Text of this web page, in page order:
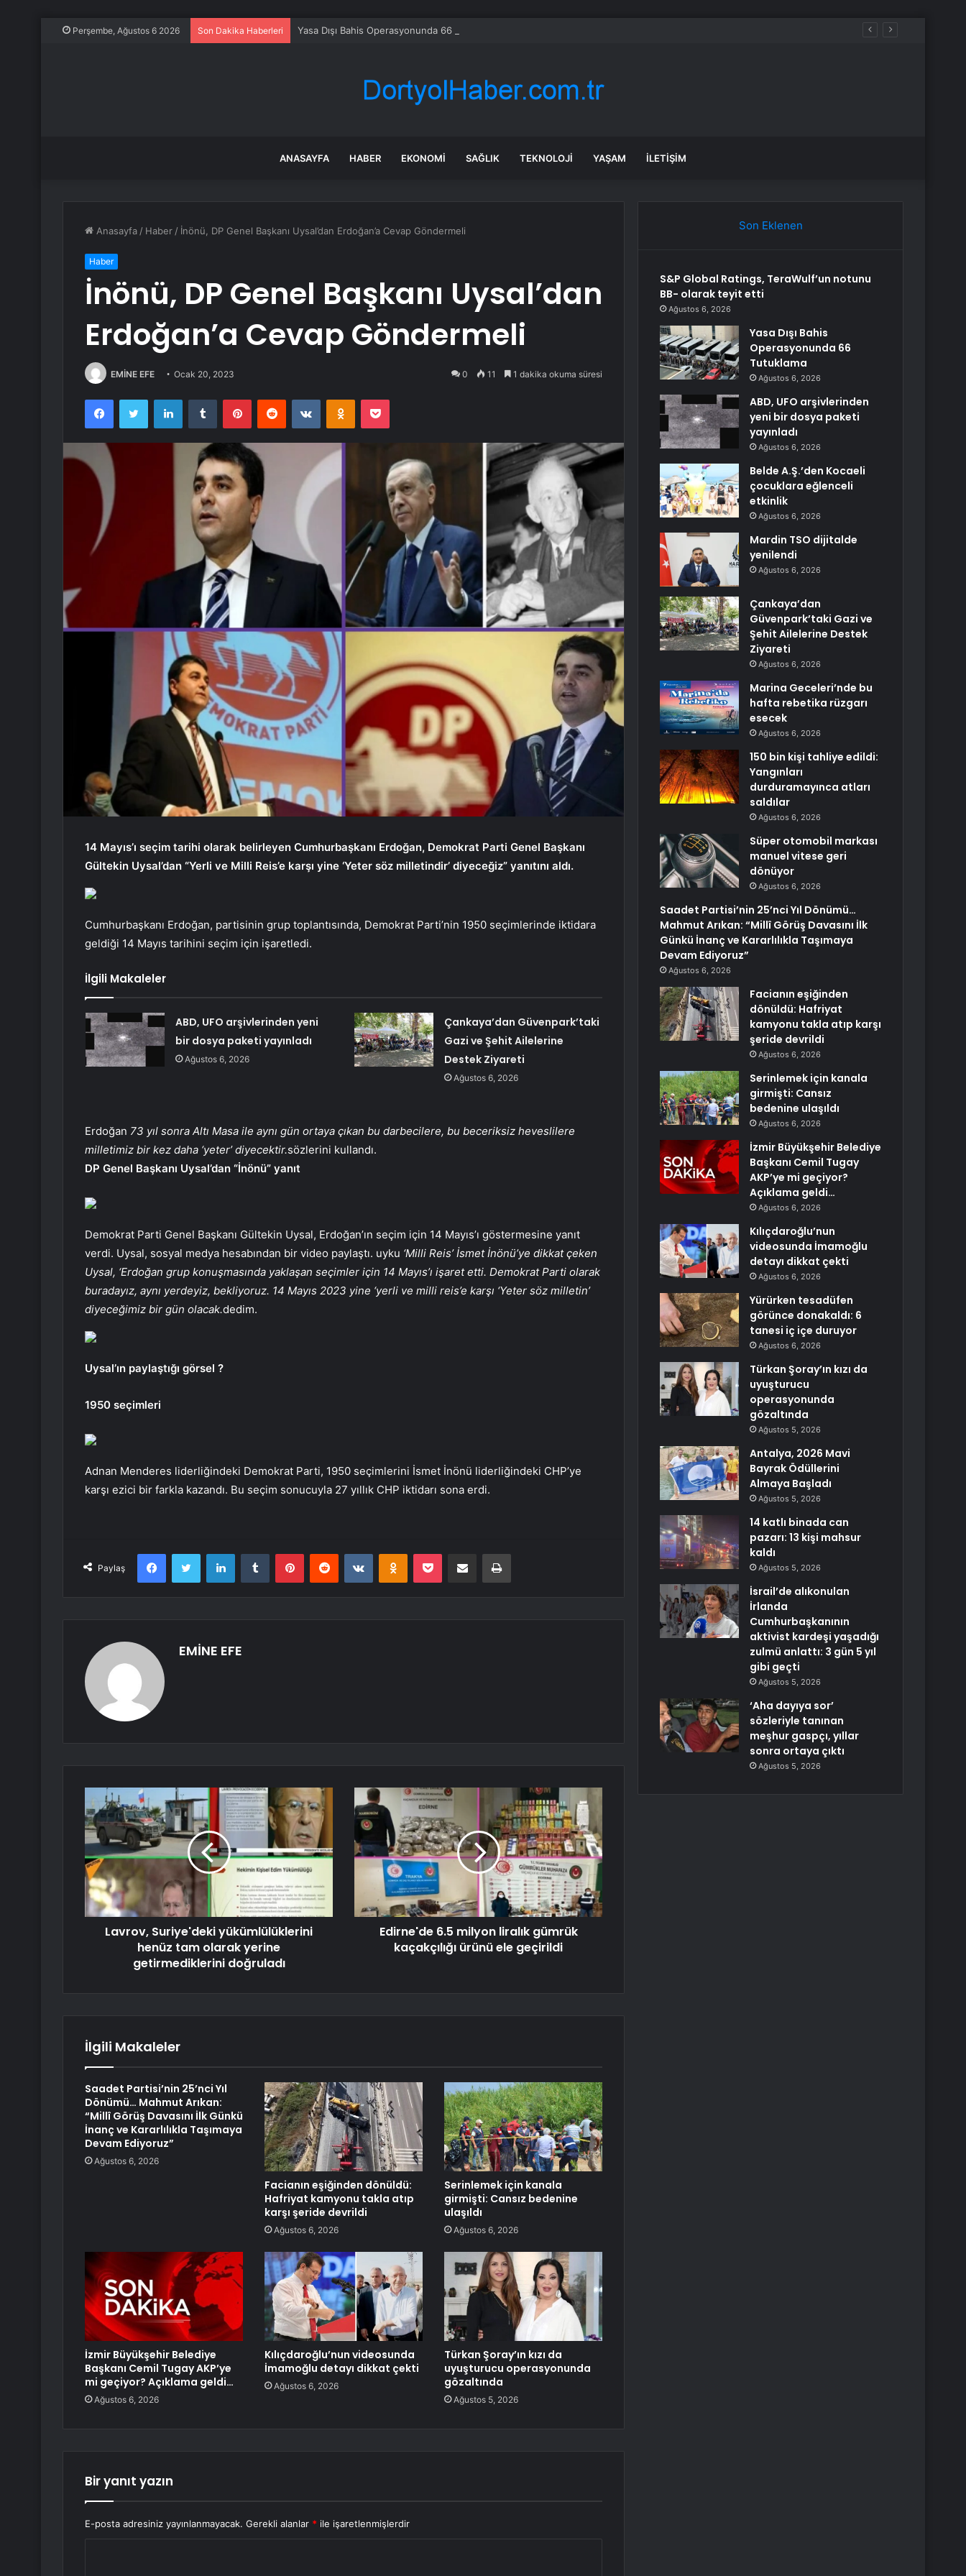
Perşembe, Ağustos 6 2026 Son Dakika Haberleri Yasa Dışı Bahis Operasyonunda 66 Tutuklama
ANASAYFA HABER EKONOMI SAĞLIK TEKNOLOJI YAŞAM İLETIŞIM
Anasayfa / Haber / İnönü, DP Genel Başkanı Uysal’dan Erdoğan’a Cevap Göndermeli
Haber
İnönü, DP Genel Başkanı Uysal’dan
Erdoğan’a Cevap Göndermeli
EMİNE EFE Ocak 20, 2023 0 11 1 dakika okuma süresi
FacebookTwitter LinkedInTumblr PinterestReddit VKontakteOdnoklassniki
Pocket
14 Mayıs’ı seçim tarihi olarak belirleyen Cumhurbaşkanı Erdoğan, Demokrat Parti Genel Başkanı
Gültekin Uysal’dan “Yerli ve Milli Reis’e karşı yine ‘Yeter söz milletindir’ diyeceğiz” yanıtını aldı.
Cumhurbaşkanı Erdoğan, partisinin grup toplantısında, Demokrat Parti’nin 1950 seçimlerinde iktidara
geldiği 14 Mayıs tarihini seçim için işaretledi.
İlgili Makaleler
ABD, UFO arşivlerinden yeni
bir dosya paketi yayınladı
Ağustos 6, 2026
Çankaya’dan Güvenpark’taki
Gazi ve Şehit Ailelerine
Destek Ziyareti
Ağustos 6, 2026
Erdoğan 73 yıl sonra Altı Masa ile aynı gün ortaya çıkan bu darbecilere, bu beceriksiz heveslilere
milletimiz bir kez daha ‘yeter’ diyecektir.sözlerini kullandı.
DP Genel Başkanı Uysal’dan “İnönü” yanıt
Demokrat Parti Genel Başkanı Gültekin Uysal, Erdoğan’ın seçim için 14 Mayıs’ı göstermesine yanıt
verdi. Uysal, sosyal medya hesabından bir video paylaştı. uyku ‘Milli Reis’ İsmet İnönü’ye dikkat çeken
Uysal, ‘Erdoğan grup konuşmasında yaklaşan seçimler için 14 Mayıs’ı işaret etti. Demokrat Parti olarak
buradayız, aynı yerdeyiz, bekliyoruz. 14 Mayıs 2023 yine ‘yerli ve milli reis’e karşı ‘Yeter söz milletin’
diyeceğimiz bir gün olacak.dedim.
Uysal’ın paylaştığı görsel ?
1950 seçimleri
Adnan Menderes liderliğindeki Demokrat Parti, 1950 seçimlerini İsmet İnönü liderliğindeki CHP’ye
karşı ezici bir farkla kazandı. Bu seçim sonucuyla 27 yıllık CHP iktidarı sona erdi.
Paylaş
FacebookTwitter LinkedInTumblr PinterestReddit VKontakteOdnoklassniki
Pocket E-Posta ile paylaş Yazdır
EMİNE EFE
Lavrov, Suriye'deki yükümlülüklerini
henüz tam olarak yerine
getirmediklerini doğruladı
Edirne'de 6.5 milyon liralık gümrük
kaçakçılığı ürünü ele geçirildi
İlgili Makaleler
Saadet Partisi’nin 25’nci Yıl
Dönümü… Mahmut Arıkan:
“Millî Görüş Davasını İlk Günkü
İnanç ve Kararlılıkla Taşımaya
Devam Ediyoruz”
Ağustos 6, 2026
Facianın eşiğinden dönüldü:
Hafriyat kamyonu takla atıp
karşı şeride devrildi
Ağustos 6, 2026
Serinlemek için kanala
girmişti: Cansız bedenine
ulaşıldı
Ağustos 6, 2026
İzmir Büyükşehir Belediye
Başkanı Cemil Tugay AKP’ye
mi geçiyor? Açıklama geldi…
Ağustos 6, 2026
Kılıçdaroğlu’nun videosunda
İmamoğlu detayı dikkat çekti
Ağustos 6, 2026
Türkan Şoray’ın kızı da
uyuşturucu operasyonunda
gözaltında
Ağustos 5, 2026
Bir yanıt yazın
E-posta adresiniz yayınlanmayacak. Gerekli alanlar * ile işaretlenmişlerdir
Son Eklenen
S&P Global Ratings, TeraWulf’un notunu
BB- olarak teyit etti
Ağustos 6, 2026
Yasa Dışı Bahis
Operasyonunda 66
Tutuklama
Ağustos 6, 2026
ABD, UFO arşivlerinden
yeni bir dosya paketi
yayınladı
Ağustos 6, 2026
Belde A.Ş.’den Kocaeli
çocuklara eğlenceli
etkinlik
Ağustos 6, 2026
Mardin TSO dijitalde
yenilendi
Ağustos 6, 2026
Çankaya’dan
Güvenpark’taki Gazi ve
Şehit Ailelerine Destek
Ziyareti
Ağustos 6, 2026
Marina Geceleri’nde bu
hafta rebetika rüzgarı
esecek
Ağustos 6, 2026
150 bin kişi tahliye edildi:
Yangınları
durduramayınca atları
saldılar
Ağustos 6, 2026
Süper otomobil markası
manuel vitese geri
dönüyor
Ağustos 6, 2026
Saadet Partisi’nin 25’nci Yıl Dönümü…
Mahmut Arıkan: “Millî Görüş Davasını İlk
Günkü İnanç ve Kararlılıkla Taşımaya
Devam Ediyoruz”
Ağustos 6, 2026
Facianın eşiğinden
dönüldü: Hafriyat
kamyonu takla atıp karşı
şeride devrildi
Ağustos 6, 2026
Serinlemek için kanala
girmişti: Cansız
bedenine ulaşıldı
Ağustos 6, 2026
İzmir Büyükşehir Belediye
Başkanı Cemil Tugay
AKP’ye mi geçiyor?
Açıklama geldi…
Ağustos 6, 2026
Kılıçdaroğlu’nun
videosunda İmamoğlu
detayı dikkat çekti
Ağustos 6, 2026
Yürürken tesadüfen
görünce donakaldı: 6
tanesi iç içe duruyor
Ağustos 6, 2026
Türkan Şoray’ın kızı da
uyuşturucu
operasyonunda
gözaltında
Ağustos 5, 2026
Antalya, 2026 Mavi
Bayrak Ödüllerini
Almaya Başladı
Ağustos 5, 2026
14 katlı binada can
pazarı: 13 kişi mahsur
kaldı
Ağustos 5, 2026
İsrail’de alıkonulan
İrlanda
Cumhurbaşkanının
aktivist kardeşi yaşadığı
zulmü anlattı: 3 gün 5 yıl
gibi geçti
Ağustos 5, 2026
‘Aha dayıya sor’
sözleriyle tanınan
meşhur gaspçı, yıllar
sonra ortaya çıktı
Ağustos 5, 2026